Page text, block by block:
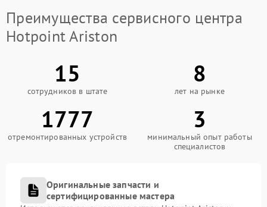
Преимущества сервисного центра
Hotpoint Ariston
15
сотрудников в штате
8
лет на рынке
1777
отремонтированных устройств
3
минимальный опыт работы
специалистов
Оригинальные запчасти и
сертифицированные мастера